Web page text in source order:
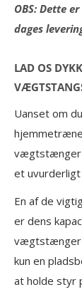
OBS: Dette
dages
LAD OS
Uanset om
vægtstænger
et
En af de
er dens
vægtstænger
kun en
at holde styr